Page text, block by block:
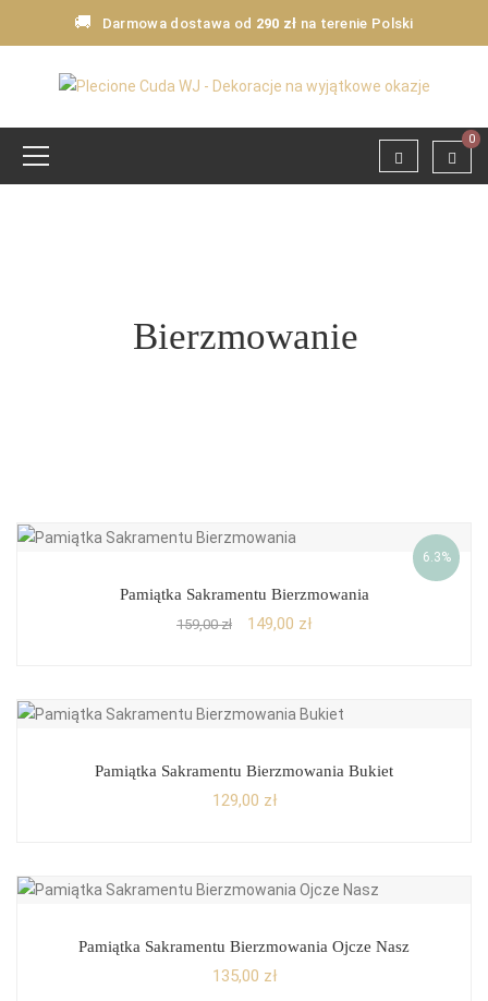
🚚 Darmowa dostawa od 290 zł na terenie Polski
0
Bierzmowanie
6.3%
Pamiątka Sakramentu Bierzmowania
159,00zł 149,00 zł
Pamiątka Sakramentu Bierzmowania Bukiet
129,00 zł
Pamiątka Sakramentu Bierzmowania Ojcze Nasz
135,00 zł